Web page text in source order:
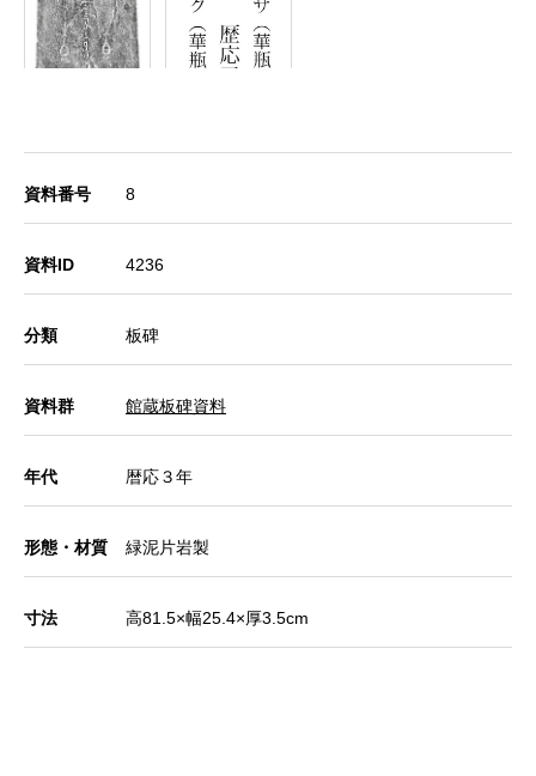
資料番号 8
資料ID 4236
分類 板碑
資料群 館蔵板碑資料
年代 暦応３年
形態・材質 緑泥片岩製
寸法 高81.5×幅25.4×厚3.5cm